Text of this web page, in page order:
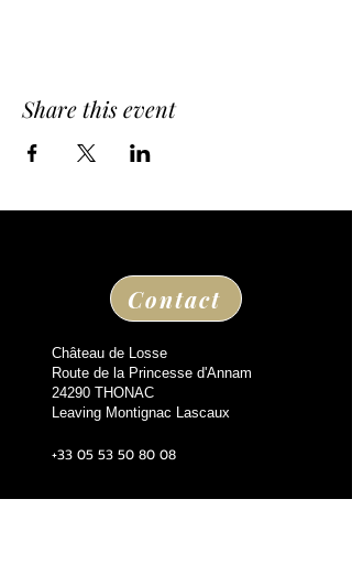
Share this event
Contact
Château de Losse
Route de la Princesse d'Annam
24290 THONAC
Leaving Montignac Lascaux
+33 05 53 50 80 08